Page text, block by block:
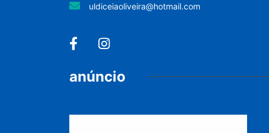
uldiceiaoliveira@hotmail.com
anúncio